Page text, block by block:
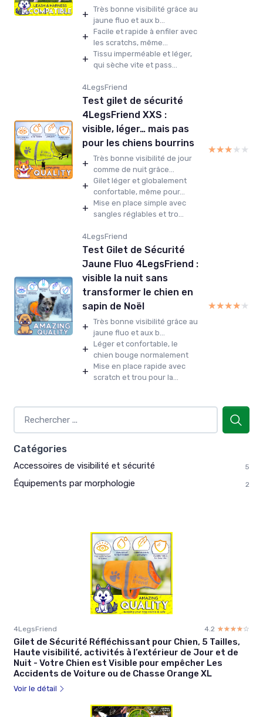
+ Très bonne visibilité grâce au
jaune fluo et aux b...
+ Facile et rapide à enfiler avec
les scratchs, même...
+ Tissu imperméable et léger,
qui sèche vite et pass...
4LegsFriend
Test gilet de sécurité
4LegsFriend XXS :
visible, léger… mais pas
pour les chiens bourrins
+ Très bonne visibilité de jour
comme de nuit grâce...
+ Gilet léger et globalement
confortable, même pour...
+ Mise en place simple avec
sangles réglables et tro...
★★★★★
★★★★★
4LegsFriend
Test Gilet de Sécurité
Jaune Fluo 4LegsFriend :
visible la nuit sans
transformer le chien en
sapin de Noël
+ Très bonne visibilité grâce au
jaune fluo et aux b...
+ Léger et confortable, le
chien bouge normalement
+ Mise en place rapide avec
scratch et trou pour la...
★★★★★
★★★★★
Catégories
Accessoires de visibilité et sécurité 5
Équipements par morphologie 2
4LegsFriend 4.2 ☆☆☆☆☆
★★★★★
Gilet de Sécurité Réfléchissant pour Chien, 5 Tailles,
Haute visibilité, activités à l’extérieur de Jour et de
Nuit - Votre Chien est Visible pour empêcher Les
Accidents de Voiture ou de Chasse Orange XL
Voir le détail